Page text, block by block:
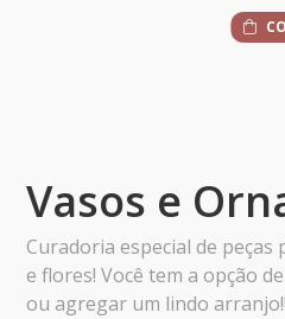
Vasos e
Curadoria especial de peças
e flores! Você tem a opção
ou agregar um lindo arranjo!!